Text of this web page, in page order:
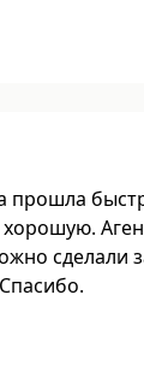
сделали